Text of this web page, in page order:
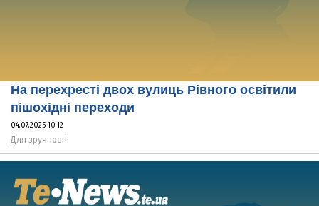
На перехресті двох вулиць Рівного освітили
пішохідні переходи
04.07.2025 10:12
Для зручності